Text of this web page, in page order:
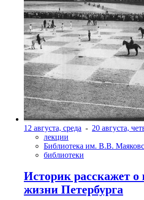
12 августа, среда - 20 августа,
лекции
Библиотека им. В.В.
библиотеки
Историк расскажет о
жизни Петербурга